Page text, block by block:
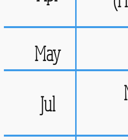
Jul
May